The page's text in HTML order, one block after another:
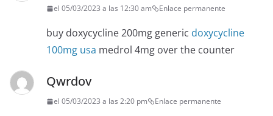
el 05/03/2023 a las 12:30 am Enlace permanente
buy doxycycline 200mg generic doxycycline
100mg usa medrol 4mg over the counter
Qwrdov
el 05/03/2023 a las 2:20 pm Enlace permanente